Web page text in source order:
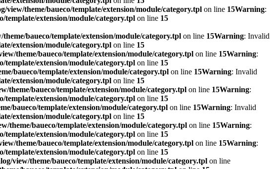
view/theme/baueco/template/extension/module/category.tpl on line 15Warning:
template/extension/module/category.tpl on line 15
baueco/template/extension/module/category.tpl on line 15Warning: Invalid
extension/module/category.tpl on line 15
theme/baueco/template/extension/module/category.tpl on line 15Warning:
template/extension/module/category.tpl on line 15
baueco/template/extension/module/category.tpl on line 15Warning: Invalid
extension/module/category.tpl on line 15
theme/baueco/template/extension/module/category.tpl on line 15Warning:
template/extension/module/category.tpl on line 15
baueco/template/extension/module/category.tpl on line 15Warning: Invalid
extension/module/category.tpl on line 15
theme/baueco/template/extension/module/category.tpl on line 15Warning:
template/extension/module/category.tpl on line 15
theme/baueco/template/extension/module/category.tpl on line 15Warning:
template/extension/module/category.tpl on line 15
view/theme/baueco/template/extension/module/category.tpl on line